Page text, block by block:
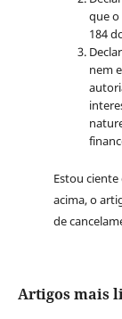
que
184
nem
Estou
acima, o
de
Artigos mais